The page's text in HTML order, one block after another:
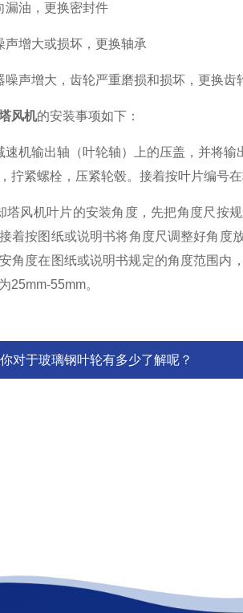
油，更换密封件
增大或损坏，更换轴承
增大，齿轮严重磨损和损坏，更换齿
风机的安装事项如下：
输出轴（叶轮轴）上的压盖，并将输
拧紧螺栓，压紧轮毂。接着按叶片编号
机叶片的安装角度，先把角度尺按规
着按图纸或说明书将角度尺调整好角度
角度在图纸或说明书规定的角度范围内
25mm-55mm。
你对于玻璃钢叶轮有多少了解呢？